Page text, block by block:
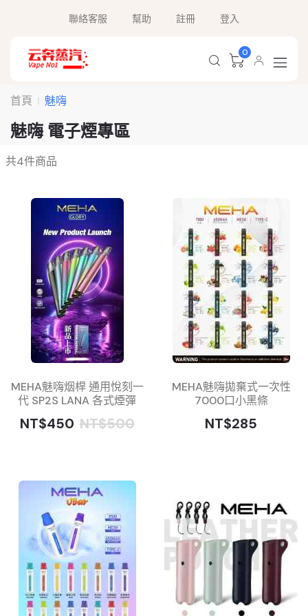
聯絡客服 幫助 註冊 登入
0
首頁 魅嗨
魅嗨 電子煙專區
共4件商品
MEHA魅嗨烟桿 通用悅刻一
代 SP2S LANA 各式煙彈
NT$450 NT$500
MEHA魅嗨拋棄式一次性
7000口小黑條
NT$285